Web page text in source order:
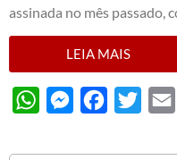
assinada no mês passado,
LEIA MAIS
WhatsAppMessengerFacebook
Twitter